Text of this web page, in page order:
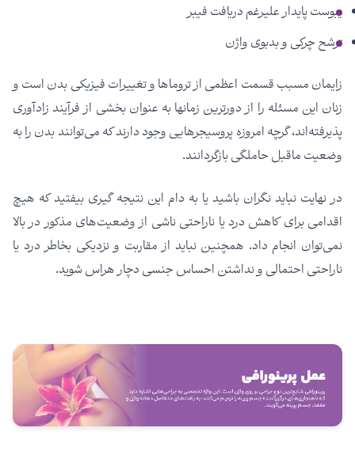
یبوست پایدار علیرغم دریافت فیبر
ترشح چرکی و بدبوی واژن
زایمان مسبب قسمت اعظمی از تروماها و تغییرات فیزیکی بدن است و
زنان این مسئله را از دورترین زمان­ها به عنوان بخشی از فرآیند زادآوری
پذیرفته‌­اند، گرچه امروزه پروسیجرهایی وجود دارند که می­‌توانند بدن را به
وضعیت ماقبل حاملگی بازگردانند.
در نهایت نباید نگران باشید یا به دام این نتیجه گیری بیفتید که هیچ
اقدامی برای کاهش درد یا ناراحتی ناشی از وضعیت­‌های مذکور در بالا
نمی‌­توان انجام داد. همچنین نباید از مقاربت و نزدیکی بخاطر درد یا
ناراحتی احتمالی و نداشتن احساس جنسی دچار هراس شوید.